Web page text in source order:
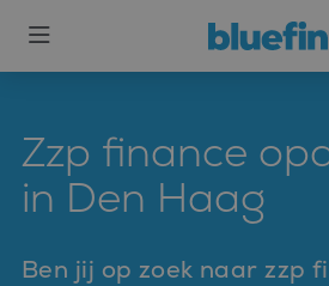
Zzp finance
in Den Haag
Ben jij op zoek naar zzp